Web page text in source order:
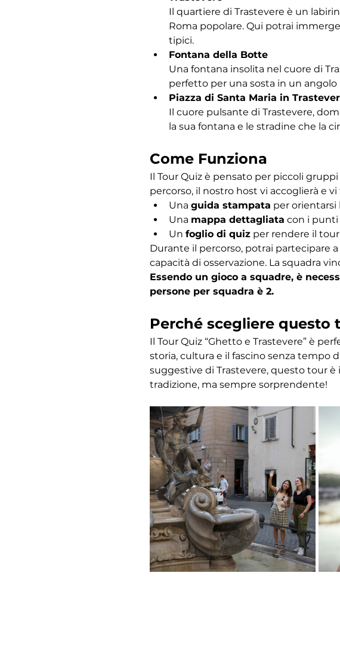
Il quartiere di Trastevere è un
Roma popolare. Qui potrai
tipici.
Fontana della Botte
Una fontana insolita nel cuore di
perfetto per una sosta in un angolo
Piazza di Santa Maria in
Il cuore pulsante di Trastevere,
la sua fontana e le stradine che la
Come Funziona
Il Tour Quiz è pensato per piccoli
percorso, il nostro host vi accoglierà e
Una guida stampata per orientarsi
Una mappa dettagliata con i punti
Un foglio di quiz per rendere il
Durante il percorso, potrai partecipare
capacità di osservazione. La squadra
Essendo un gioco a squadre, è
persone per squadra è 2.
Perché scegliere questo
Il Tour Quiz “Ghetto e Trastevere” è
storia, cultura e il fascino senza tempo
suggestive di Trastevere, questo tour
tradizione, ma sempre sorprendente!